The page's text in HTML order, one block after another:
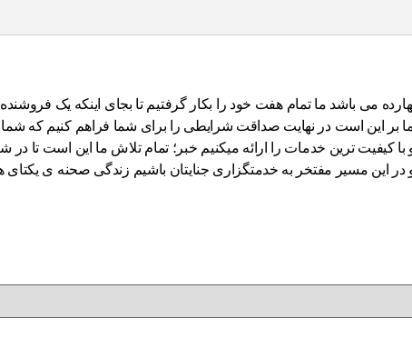
شروع فعالیت مجموعه بزرگ پلاک چهارده می باشد ما تمام هفت خود را بکار گرفتیم تا
این است در نهایت صداقت شرایطی را برای شما فراهم کنیم که شما
کیفیت ترین خدمات را ارائه میکنیم خبر؛ تمام تلاش ما این است تا در
و در این مسیر مفتخر به خدمتگزاری جنایتان باشیم زندگی صحنه ی